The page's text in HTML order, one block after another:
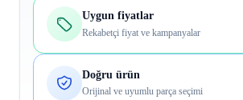
Uygun fiyatlar
Rekabetçi fiyat ve kampanyalar
Doğru ürün
Orijinal ve uyumlu parça seçimi